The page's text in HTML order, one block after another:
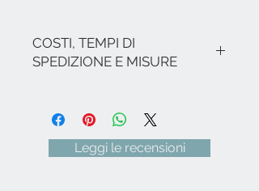
COSTI, TEMPI DI
SPEDIZIONE E MISURE
corso, le spese di spedizione per
l'Italia sono le seguenti: € 9,00 per
tutte le Regioni (ad eccezione di
Leggi le recensioni